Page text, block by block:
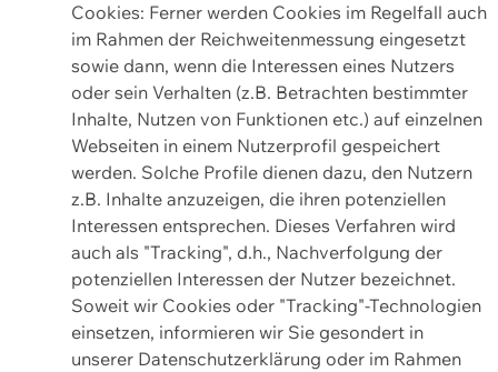
Cookies: Ferner werden Cookies im Regelfall auch
im Rahmen der Reichweitenmessung eingesetzt
sowie dann, wenn die Interessen eines Nutzers
oder sein Verhalten (z.B. Betrachten bestimmter
Inhalte, Nutzen von Funktionen etc.) auf einzelnen
Webseiten in einem Nutzerprofil gespeichert
werden. Solche Profile dienen dazu, den Nutzern
z.B. Inhalte anzuzeigen, die ihren potenziellen
Interessen entsprechen. Dieses Verfahren wird
auch als "Tracking", d.h., Nachverfolgung der
potenziellen Interessen der Nutzer bezeichnet.
Soweit wir Cookies oder "Tracking"-Technologien
einsetzen, informieren wir Sie gesondert in
unserer Datenschutzerklärung oder im Rahmen